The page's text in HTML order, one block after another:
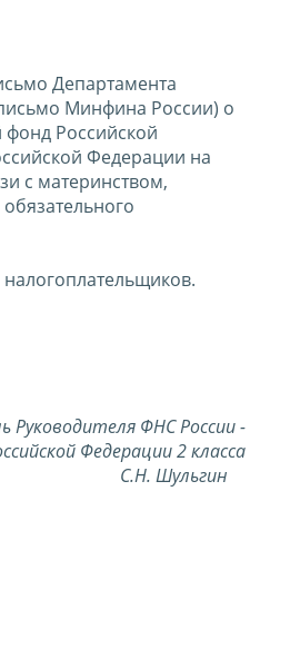
Департамента
Минфина России) о
Российской
Федерации на
с материнством,
Руководителя ФНС России -
Федерации 2 класса
С.Н. Шульгин